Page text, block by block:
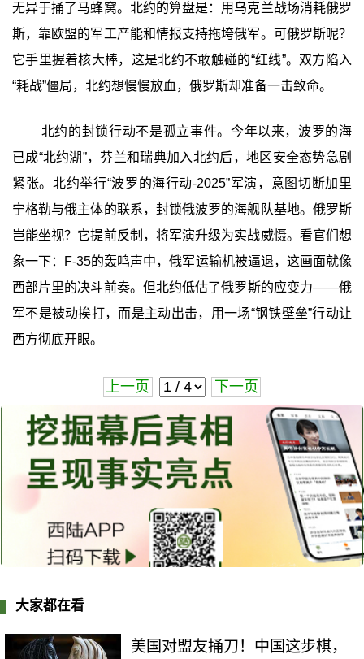
无异于捅了马蜂窝。北约的算盘是：用乌克兰战场消耗俄罗
斯，靠欧盟的军工产能和情报支持拖垮俄军。可俄罗斯呢？
它手里握着核大棒，这是北约不敢触碰的“红线”。双方陷入
“耗战”僵局，北约想慢慢放血，俄罗斯却准备一击致命。
北约的封锁行动不是孤立事件。今年以来，波罗的海
已成“北约湖”，芬兰和瑞典加入北约后，地区安全态势急剧
紧张。北约举行“波罗的海行动-2025”军演，意图切断加里
宁格勒与俄主体的联系，封锁俄波罗的海舰队基地。俄罗斯
岂能坐视？它提前反制，将军演升级为实战威慑。看官们想
象一下：F-35的轰鸣声中，俄军运输机被逼退，这画面就像
西部片里的决斗前奏。但北约低估了俄罗斯的应变力——俄
军不是被动挨打，而是主动出击，用一场“钢铁壁垒”行动让
西方彻底开眼。
上一页 下一页
大家都在看
美国对盟友捅刀！中国这步棋，